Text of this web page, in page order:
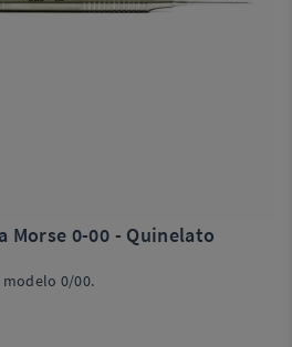
Morse 0-00 - Quinelato
modelo 0/00.